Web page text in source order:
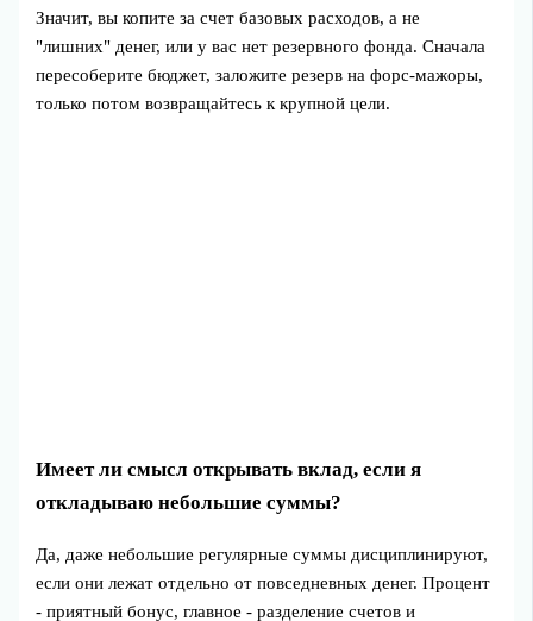
Значит, вы копите за счет базовых расходов, а не
"лишних" денег, или у вас нет резервного фонда. Сначала
пересоберите бюджет, заложите резерв на форс‑мажоры,
только потом возвращайтесь к крупной цели.
Имеет ли смысл открывать вклад, если я
откладываю небольшие суммы?
Да, даже небольшие регулярные суммы дисциплинируют,
если они лежат отдельно от повседневных денег. Процент
- приятный бонус, главное - разделение счетов и